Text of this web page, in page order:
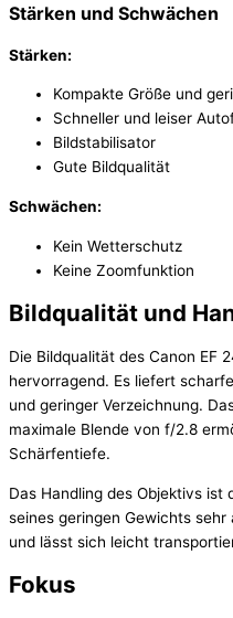
Stärken und Schwächen
Stärken:
Kompakte Größe und
Schneller und leiser
Bildstabilisator
Gute Bildqualität
Schwächen:
Kein Wetterschutz
Keine Zoomfunktion
Bildqualität und
Die Bildqualität des Canon EF
hervorragend. Es liefert
und geringer Verzeichnung.
maximale Blende von f/2.8
Schärfentiefe.
Das Handling des Objektivs ist
seines geringen Gewichts
und lässt sich leicht
Fokus